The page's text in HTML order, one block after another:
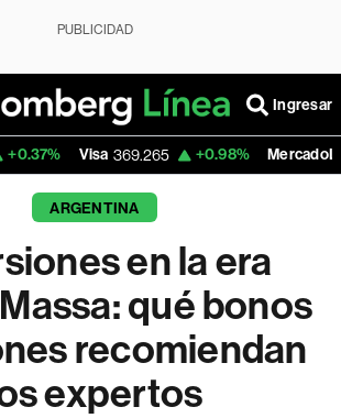
PUBLICIDAD
Ingresar
369.265 +0.98% MercadoLibre 1,868.225
ARGENTINA
en la era
qué bonos
recomiendan
expertos